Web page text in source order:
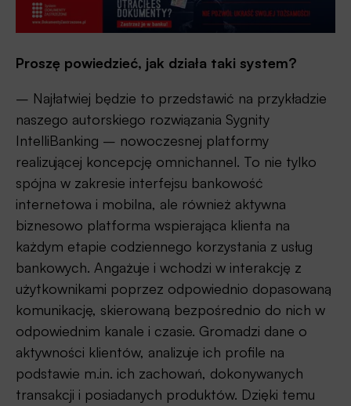
Proszę powiedzieć, jak działa taki system?
– Najłatwiej będzie to przedstawić na przykładzie
naszego autorskiego rozwiązania Sygnity
IntelliBanking – nowoczesnej platformy
realizującej koncepcję omnichannel. To nie tylko
spójna w zakresie interfejsu bankowość
internetowa i mobilna, ale również aktywna
biznesowo platforma wspierająca klienta na
każdym etapie codziennego korzystania z usług
bankowych. Angażuje i wchodzi w interakcję z
użytkownikami poprzez odpowiednio dopasowaną
komunikację, skierowaną bezpośrednio do nich w
odpowiednim kanale i czasie. Gromadzi dane o
aktywności klientów, analizuje ich profile na
podstawie m.in. ich zachowań, dokonywanych
transakcji i posiadanych produktów. Dzięki temu